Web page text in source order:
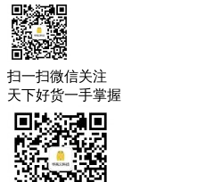
扫一扫微信关注
天下好货一手掌握